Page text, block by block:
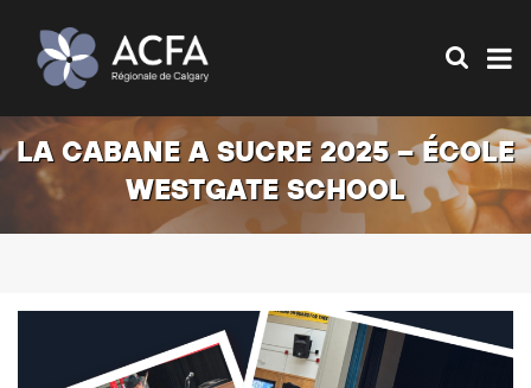
LA CABANE A SUCRE 2025 – ÉCOLE
WESTGATE SCHOOL